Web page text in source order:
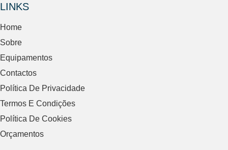
LINKS
Home
Sobre
Equipamentos
Contactos
Política De Privacidade
Termos E Condições
Política De Cookies
Orçamentos